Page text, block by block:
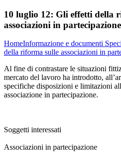
10 luglio 12: Gli effetti della
associazioni in partecipazione
HomeInformazione e documenti
della riforma sulle associazioni in
Al fine di contrastare le situazioni
mercato del lavoro ha introdotto,
specifiche disposizioni e limitazioni
associazione in partecipazione.
Soggetti interessati
Associazioni in partecipazione